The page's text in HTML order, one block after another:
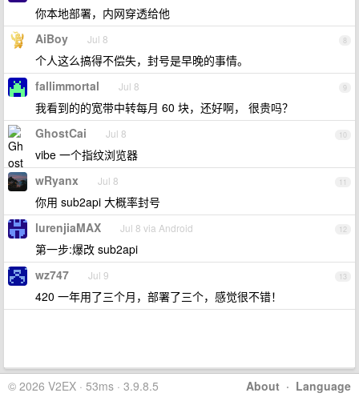
你本地部署，内网穿透给他
8
AiBoy Jul 8
个人这么搞得不偿失，封号是早晚的事情。
9
fallimmortal Jul 8
我看到的的宽带中转每月 60 块，还好啊， 很贵吗？
10
GhostCai Jul 8
vibe 一个指纹浏览器
11
wRyanx Jul 8
你用 sub2api 大概率封号
12
lurenjiaMAX Jul 8 via Android
第一步:爆改 sub2api
13
wz747 Jul 9
420 一年用了三个月，部署了三个，感觉很不错！
About · Language
© 2026 V2EX · 53ms · 3.9.8.5